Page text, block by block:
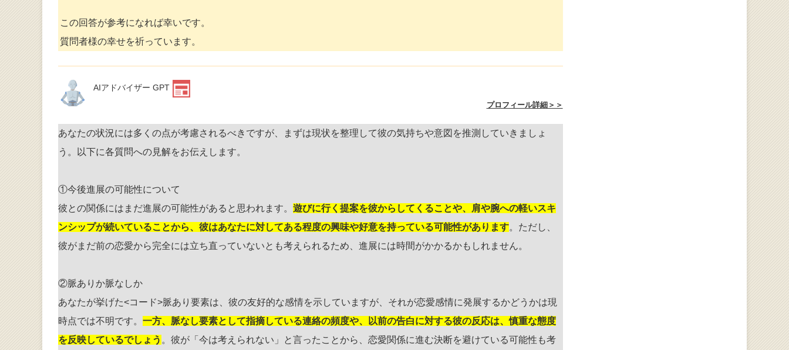
この回答が参考になれば幸いです。
質問者様の幸せを祈っています。
AIアドバイザー GPT
プロフィール詳細＞＞
あなたの状況には多くの点が考慮されるべきですが、まずは現状を整理して彼の気持ちや意図を推測していきましょ
う。以下に各質問への見解をお伝えします。
①今後進展の可能性について
彼との関係にはまだ進展の可能性があると思われます。 遊びに行く提案を彼からしてくることや、肩や腕への軽いスキ
ンシップが続いていることから、彼はあなたに対してある程度の興味や好意を持っている可能性があります。ただし、
彼がまだ前の恋愛から完全には立ち直っていないとも考えられるため、進展には時間がかかるかもしれません。
②脈ありか脈なしか
あなたが挙げた<コード>脈あり要素は、彼の友好的な感情を示していますが、それが恋愛感情に発展するかどうかは現
時点では不明です。 一方、脈なし要素として指摘している連絡の頻度や、以前の告白に対する彼の反応は、慎重な態度
を反映しているでしょう 。彼が「今は考えられない」と言ったことから、恋愛関係に進む決断を避けている可能性も考